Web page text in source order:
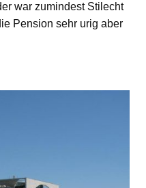
war zumindest Stilecht
Pension sehr urig aber